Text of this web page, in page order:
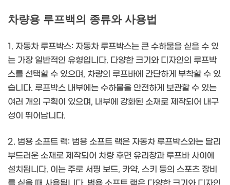
차량용 루프백의 종류와 사용법
1. 자동차 루프박스: 자동차 루프박스는 큰 수하물을 싣을 수 있
는 가장 일반적인 유형입니다. 다양한 크기와 디자인의 루프박
스를 선택할 수 있으며, 차량의 루프바에 간단하게 부착할 수 있
습니다. 루프박스 내부에는 수하물을 안전하게 보관할 수 있는
여러 개의 구획이 있으며, 내부에 강화된 소재로 제작되어 내구
성이 뛰어납니다.
2. 범용 소프트 랙: 범용 소프트 랙은 자동차 루프박스와는 달리
부드러운 소재로 제작되어 차량 후면 유리창과 루프바 사이에
설치됩니다. 이는 주로 서핑 보드, 카약, 스키 등의 스포츠 장비